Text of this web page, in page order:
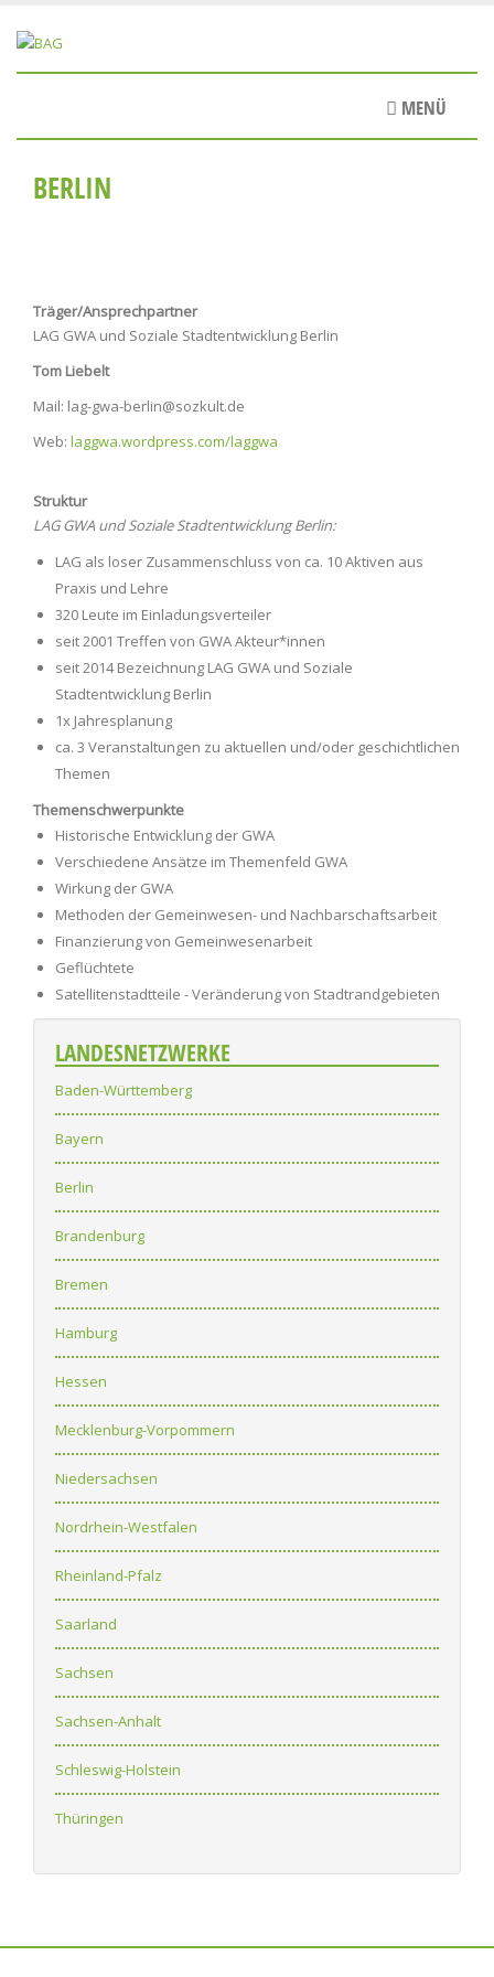
zum
MENÜ
BERLIN
Träger/Ansprechpartner
LAG GWA und Soziale Stadtentwicklung Berlin
Tom Liebelt
Mail: lag-gwa-berlin@sozkult.de
Web: laggwa.wordpress.com/laggwa
Struktur
LAG GWA und Soziale Stadtentwicklung Berlin:
LAG als loser Zusammenschluss von ca. 10 Aktiven aus
Praxis und Lehre
320 Leute im Einladungsverteiler
seit 2001 Treffen von GWA Akteur*innen
seit 2014 Bezeichnung LAG GWA und Soziale
Stadtentwicklung Berlin
1x Jahresplanung
ca. 3 Veranstaltungen zu aktuellen und/oder geschichtlichen
Themen
Themenschwerpunkte
Historische Entwicklung der GWA
Verschiedene Ansätze im Themenfeld GWA
Wirkung der GWA
Methoden der Gemeinwesen- und Nachbarschaftsarbeit
Finanzierung von Gemeinwesenarbeit
Geflüchtete
Satellitenstadtteile - Veränderung von Stadtrandgebieten
LANDESNETZWERKE
Baden-Württemberg
Bayern
Berlin
Brandenburg
Bremen
Hamburg
Hessen
Mecklenburg-Vorpommern
Niedersachsen
Nordrhein-Westfalen
Rheinland-Pfalz
Saarland
Sachsen
Sachsen-Anhalt
Schleswig-Holstein
Thüringen